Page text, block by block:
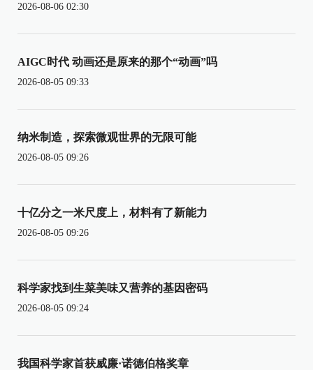
2026-08-06 02:30
AIGC时代 动画还是原来的那个“动画”吗
2026-08-05 09:33
纳米制造，探索微观世界的无限可能
2026-08-05 09:26
十亿分之一米尺度上，材料有了新能力
2026-08-05 09:26
科学家找到生菜美味又营养的基因密码
2026-08-05 09:24
我国科学家首获威廉·诺德伯格奖章